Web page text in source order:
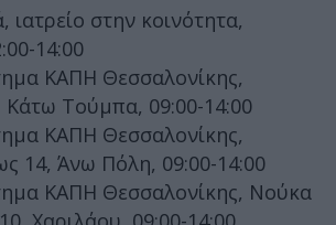
ιατρείο στην κοινότητα,
14:00
ΚΑΠΗ Θεσσαλονίκης,
Κάτω Τούμπα, 09:00-14:00
ΚΑΠΗ Θεσσαλονίκης,
14, Άνω Πόλη, 09:00-14:00
ΚΑΠΗ Θεσσαλονίκης, Νούκα